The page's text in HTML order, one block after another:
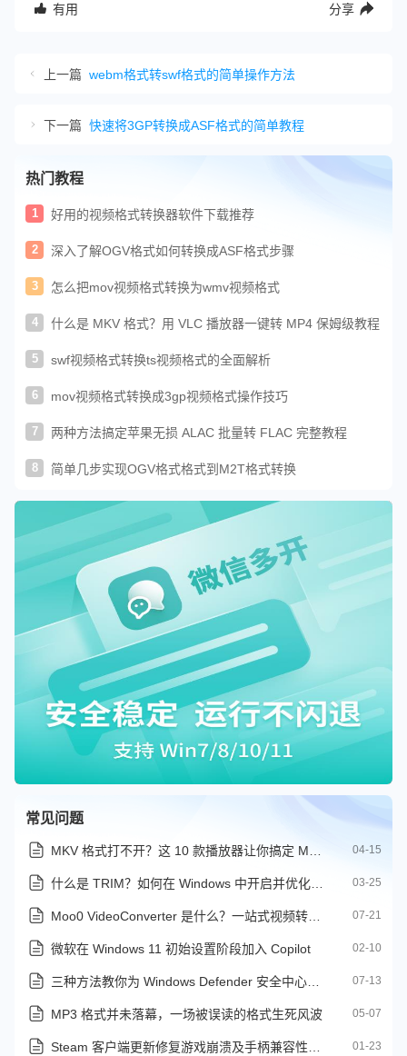
有用 分享
上一篇 webm格式转swf格式的简单操作方法
下一篇 快速将3GP转换成ASF格式的简单教程
热门教程
1 好用的视频格式转换器软件下载推荐
2 深入了解OGV格式如何转换成ASF格式步骤
3 怎么把mov视频格式转换为wmv视频格式
4 什么是 MKV 格式？用 VLC 播放器一键转 MP4 保姆级教程
5 swf视频格式转换ts视频格式的全面解析
6 mov视频格式转换成3gp视频格式操作技巧
7 两种方法搞定苹果无损 ALAC 批量转 FLAC 完整教程
8 简单几步实现OGV格式格式到M2T格式转换
常见问题
04-15
03-25
07-21
微软在 Windows 11 初始设置阶段加入 Copilot 02-10
07-13
MP3 格式并未落幕，一场被误读的格式生死风波 05-07
01-23